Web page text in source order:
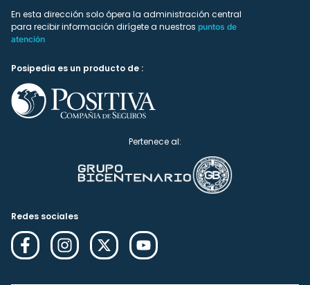
En esta dirección solo ópera la administración central
para recibir información dirígete a nuestros puntos de
atención
Posipedia es un producto de :
Pertenece al:
Redes sociales